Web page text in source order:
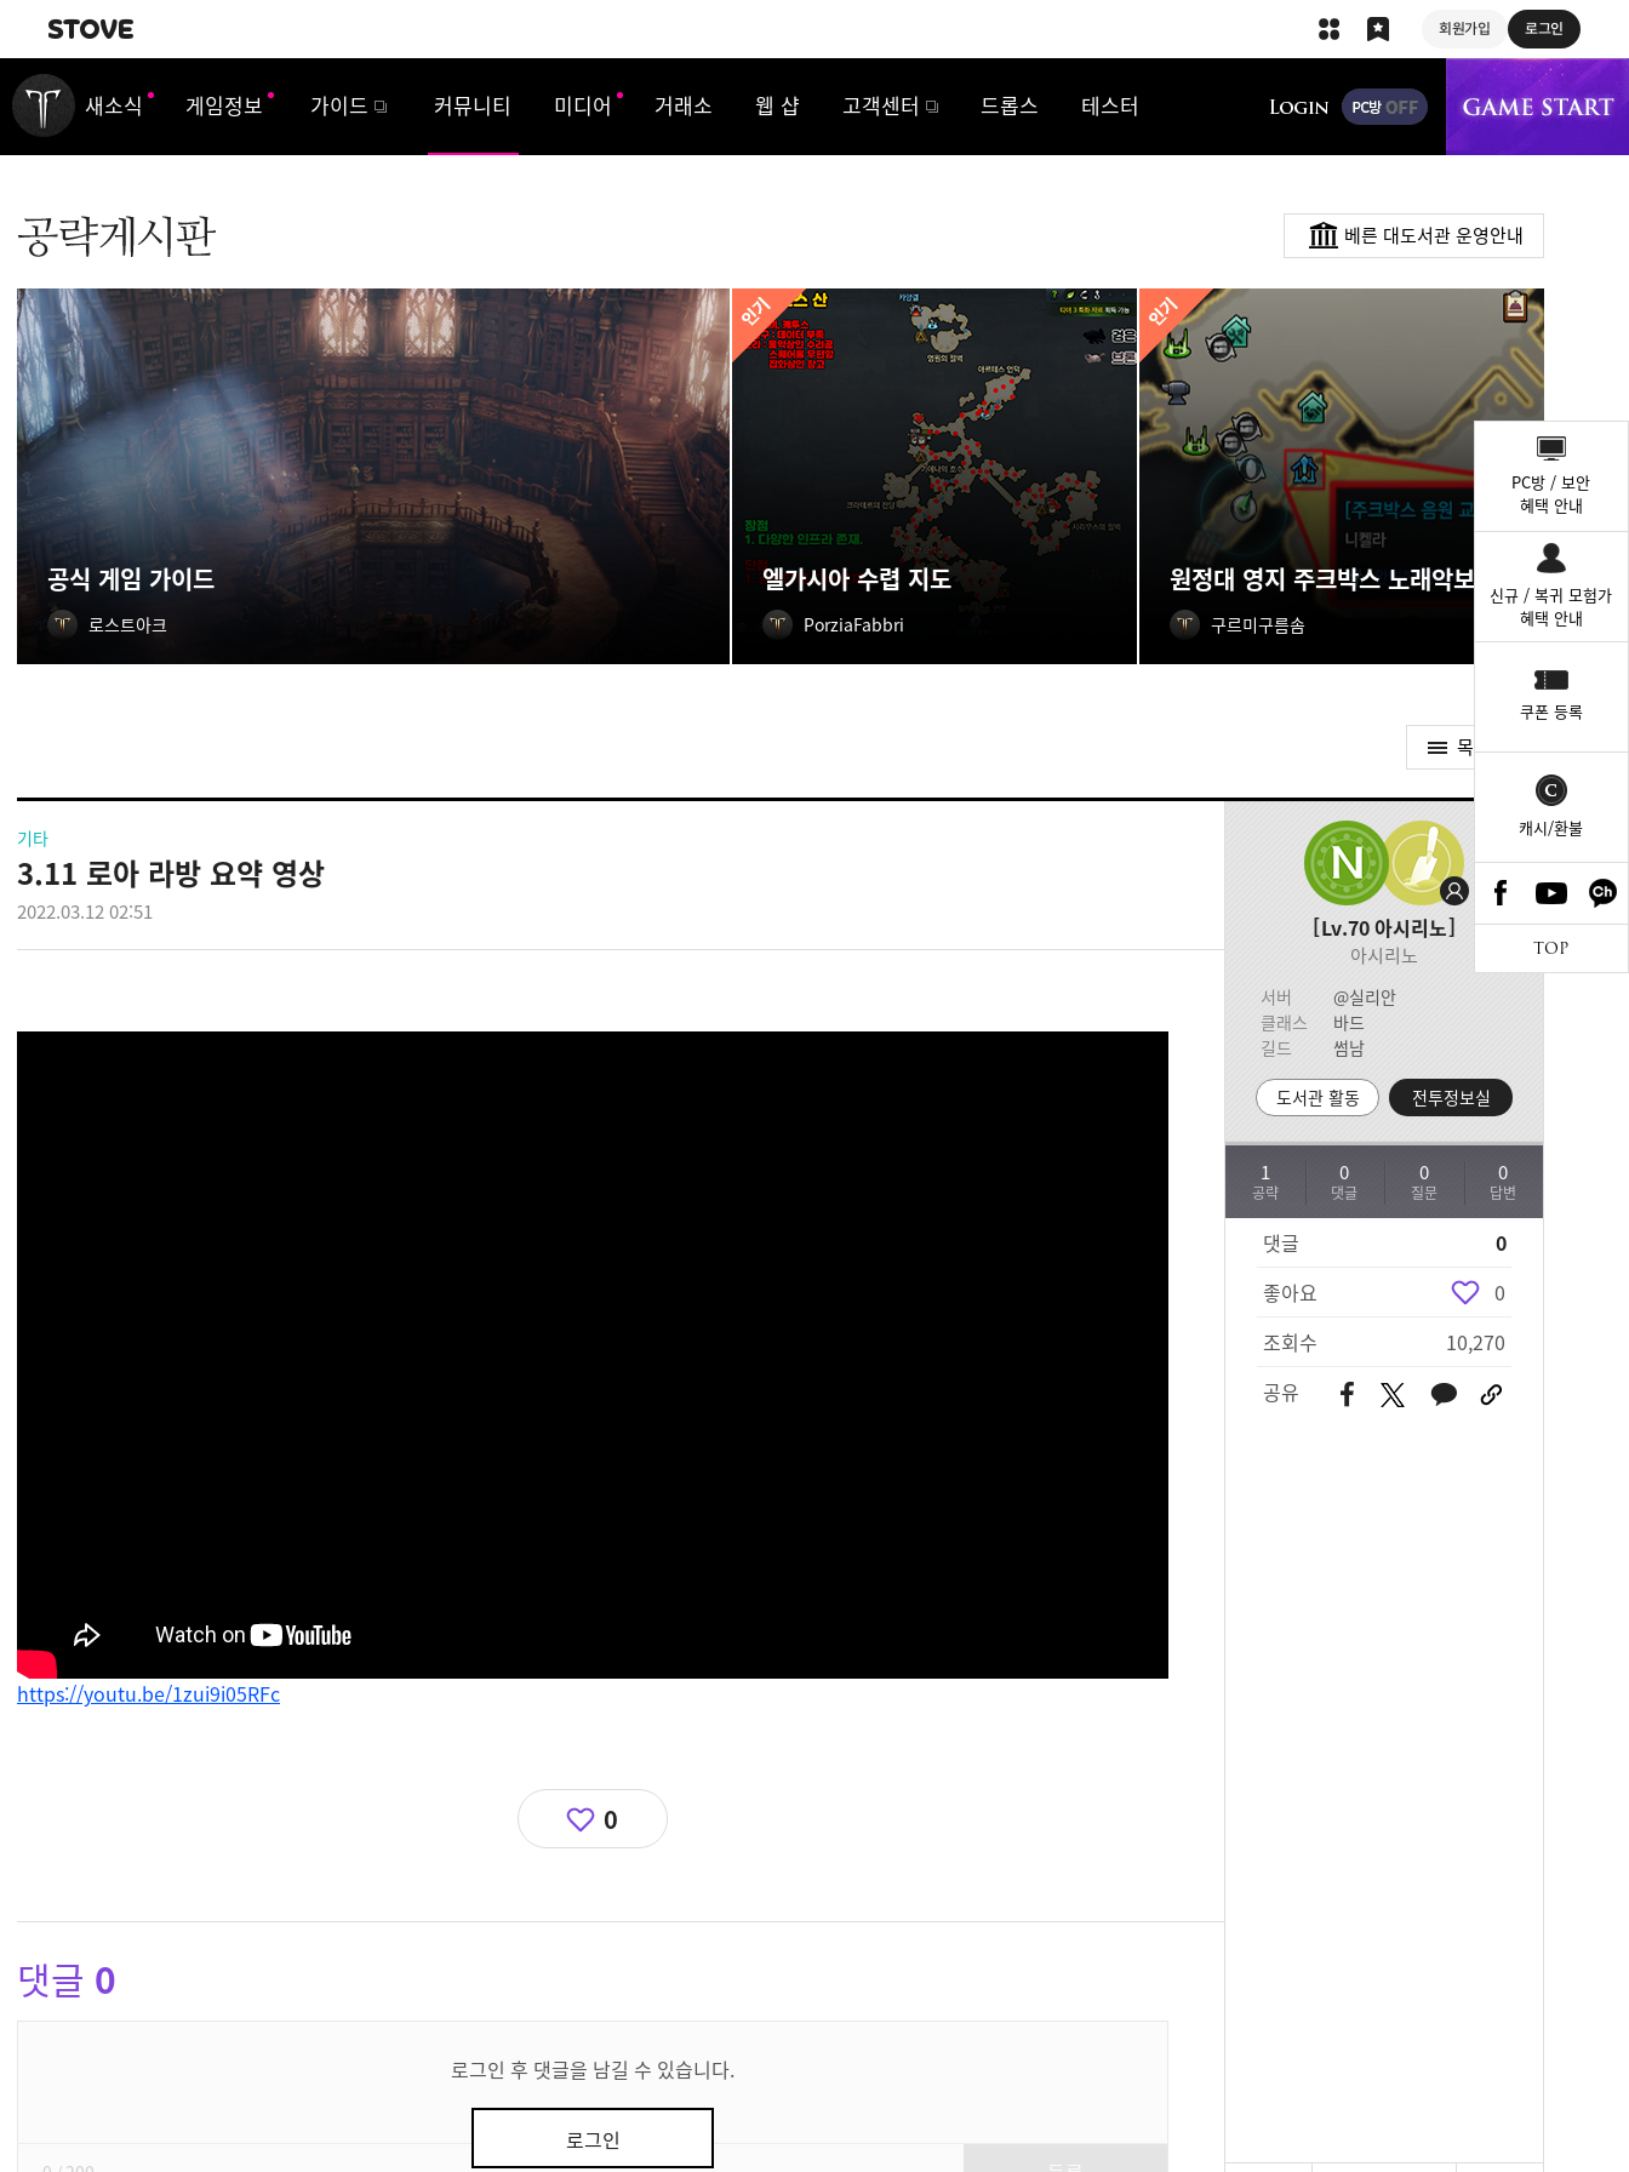
회원가입 로그인
내비게이션
새소식 게임정보 가이드 커뮤니티 미디어 거래소 웹 샵 고객센터 드롭스 테스터
베른 대도서관 운영안내
공식 게임 가이드
로스트아크
엘가시아 수렵 지도
PorziaFabbri
원정대 영지 주크박스 노래악보 획득처
구르미구름솜
목록가기
기타
3.11 로아 라방 요약 영상
2022.03.12 02:51
Lv.70아시리노
아시리노
서버
@실리안
클래스
바드
길드
썸남
도서관 활동 전투정보실
공략
1
댓글
0
질문
0
답변
0
댓글
0
좋아요
0
조회수
10,270
공유
https://youtu.be/1zui9i05RFc
0
댓글 0
로그인 후 댓글을 남길 수 있습니다.
로그인
PC방 / 보안
혜택 안내
신규 / 복귀 모험가
혜택 안내
쿠폰 등록
캐시/환불
TOP